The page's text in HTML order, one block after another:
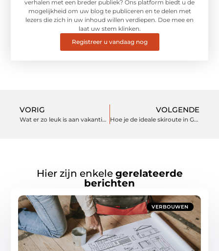
verhalen met een breder publiek? Ons platform biedt u de
mogelijkheid om uw blog te publiceren en te delen met
lezers die zich in uw inhoud willen verdiepen. Doe mee en
laat uw stem klinken.
Registreer u vandaag nog
VORIG
Wat er zo leuk is aan vakantie in eigen land
VOLGENDE
Hoe je de ideale skiroute in Gerlos kiest
Hier zijn enkele gerelateerde
berichten
VERBOUWEN